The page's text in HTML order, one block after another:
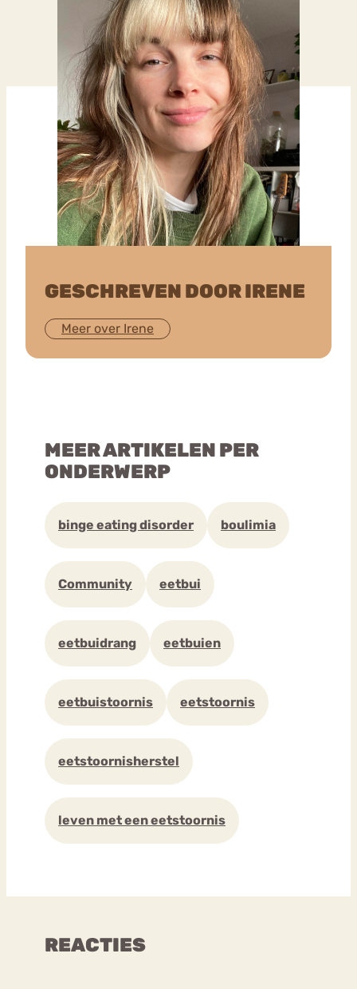
GESCHREVEN DOOR IRENE
Meer over Irene
MEER ARTIKELEN PER
ONDERWERP
binge eating disorder boulimia
Community eetbui
eetbuidrang eetbuien
eetbuistoornis eetstoornis
eetstoornisherstel
leven met een eetstoornis
REACTIES